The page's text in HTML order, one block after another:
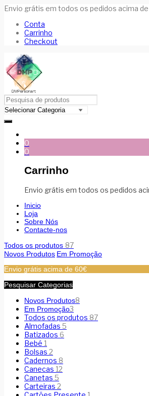
Envio grátis em todos os pedidos acima
Conta
Carrinho
Checkout
0
0
Carrinho
Envio grátis em todos os pedidos
Inicio
Loja
Sobre Nós
Contacte-nos
Todos os produtos 87
Novos Produtos Em Promoção
Envio grátis acima de 60€
Pesquisar Categorias
Novos Produtos8
Em Promoção3
Todos os produtos 87
Almofadas 5
Batizados 6
Bebé 1
Bolsas 2
Cadernos 8
Canecas 12
Canetas 5
Carteiras 2